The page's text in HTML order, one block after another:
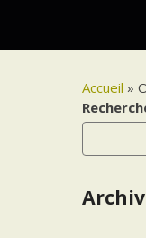
Accueil »